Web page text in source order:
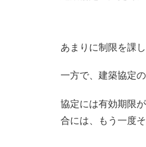
あまりに制限を課
一方で、建築協定
協定には有効期限
合には、もう一度